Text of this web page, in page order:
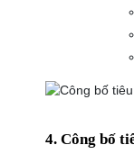
4. Công bố